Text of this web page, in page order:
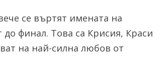
се въртят имената на
финал. Това са Крисия, Краси
на най-силна любов от